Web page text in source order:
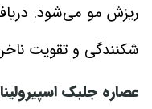
ریزش مو می‌شود.
شکنندگی و تقویت
عصاره جلبک